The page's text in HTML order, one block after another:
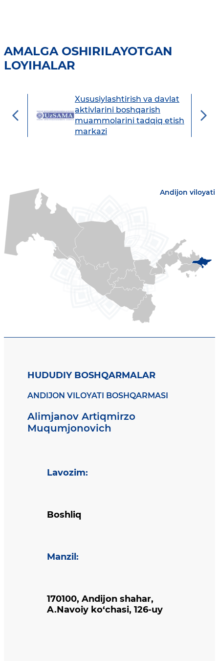
AMALGA OSHIRILAYOTGAN
LOYIHALAR
Xususiylashtirish va davlat
aktivlarini boshqarish
muammolarini tadqiq etish
markazi
Andijon viloyati
HUDUDIY BOSHQARMALAR
ANDIJON VILOYATI BOSHQARMASI
Alimjanov Artiqmirzo
Muqumjonovich
Lavozim:
Boshliq
Manzil :
170100, Andijon shahar,
A.Navoiy ko‘chasi, 126-uy